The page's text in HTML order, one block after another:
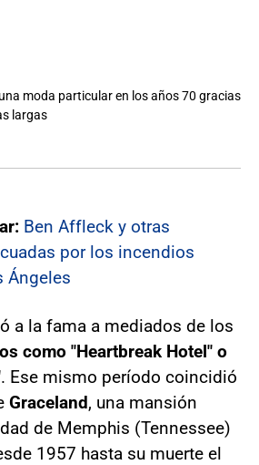
moda particular en los años 70 gracias
largas
Ben Affleck y otras
por los incendios
Ángeles
a la fama a mediados de los
como "Heartbreak Hotel" o
. Ese mismo período coincidió
Graceland, una mansión
de Memphis (Tennessee)
1957 hasta su muerte el